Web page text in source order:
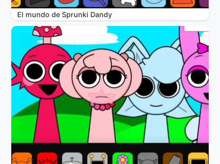
El mundo de Sprunki Dandy